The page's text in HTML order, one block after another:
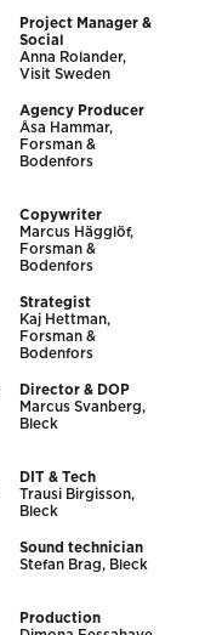
Project Manager &
Social
Anna Rolander,
Visit Sweden
Agency Producer
Åsa Hammar,
Forsman &
Bodenfors
Copywriter
Marcus Hägglöf,
Forsman &
Bodenfors
Strategist
Kaj Hettman,
Forsman &
Bodenfors
Director & DOP
Marcus Svanberg,
Bleck
DIT & Tech
Trausi Birgisson,
Bleck
Sound technician
Stefan Brag, Bleck
Production